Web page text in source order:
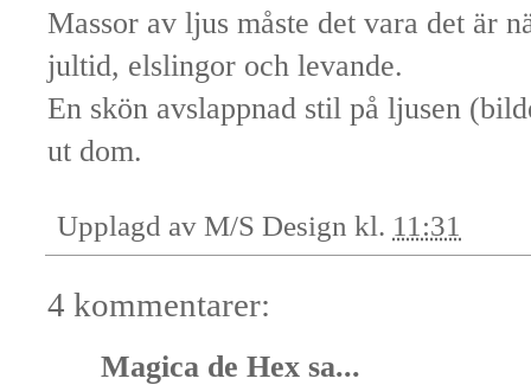
Massor av ljus måste det vara det är
jultid, elslingor och levande.
En skön avslappnad stil på ljusen
ut dom.
Upplagd av M/S Design kl. 11:31
4 kommentarer:
Magica de Hex sa...